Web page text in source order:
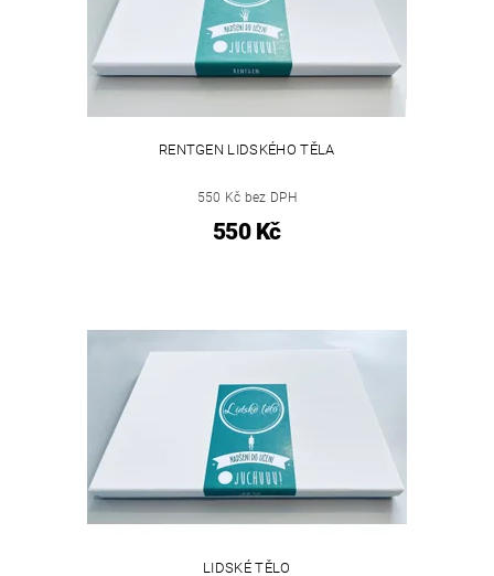
RENTGEN LIDSKÉHO TĚLA
550 Kč bez DPH
550 Kč
LIDSKÉ TĚLO